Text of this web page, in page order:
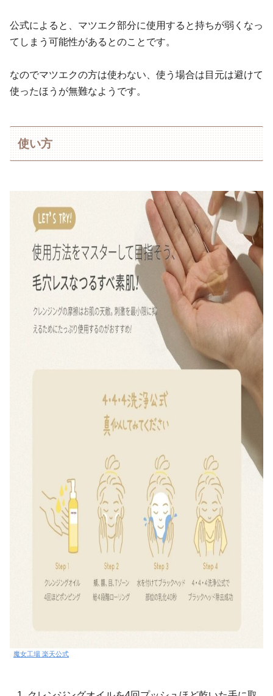
公式によると、マツエク部分に使用すると持ちが弱くなっ
てしまう可能性があるとのことです。
なのでマツエクの方は使わない、使う場合は目元は避けて
使ったほうが無難なようです。
使い方
魔女工場 楽天公式